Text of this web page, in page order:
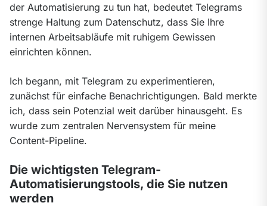
der Automatisierung zu tun hat, bedeutet Telegrams
strenge Haltung zum Datenschutz, dass Sie Ihre
internen Arbeitsabläufe mit ruhigem Gewissen
einrichten können.
Ich begann, mit Telegram zu experimentieren,
zunächst für einfache Benachrichtigungen. Bald merkte
ich, dass sein Potenzial weit darüber hinausgeht. Es
wurde zum zentralen Nervensystem für meine
Content-Pipeline.
Die wichtigsten Telegram-
Automatisierungstools, die Sie nutzen
werden